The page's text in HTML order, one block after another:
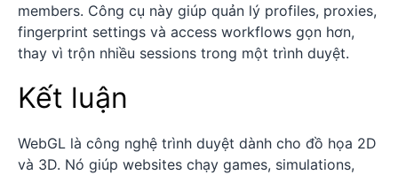
members. Công cụ này giúp quản lý profiles, proxies,
fingerprint settings và access workflows gọn hơn,
thay vì trộn nhiều sessions trong một trình duyệt.
Kết luận
WebGL là công nghệ trình duyệt dành cho đồ họa 2D
và 3D. Nó giúp websites chạy games, simulations,